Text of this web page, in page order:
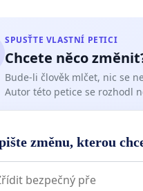
SPUSŤTE VLASTNÍ PETICI
Chcete něco
Bude-li člověk mlčet, nic se
Autor této petice se rozhodl
změnu, kterou